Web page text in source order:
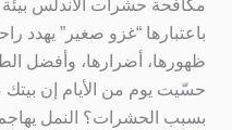
مكافحة حشرات الاندلس بيئة
باعتبارها “غزو صغير” يهدد
ظهورها، أضرارها، وأفضل
حسّيت يوم من الأيام إن
بسبب الحشرات؟ النمل